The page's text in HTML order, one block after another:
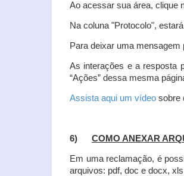
Ao acessar sua área, clique
Na coluna "Protocolo",
Para deixar uma mensagem
As interações e a resposta
“Ações” dessa mesma
Assista aqui um vídeo sobre
6) COMO ANEXAR
Em uma reclamação, é
arquivos: pdf, doc e docx,